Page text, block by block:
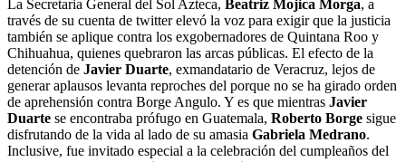
La Secretaria General del Sol Azteca, Beatriz Mojica Morga, a
través de su cuenta de twitter elevó la voz para exigir que la justicia
también se aplique contra los exgobernadores de Quintana Roo y
Chihuahua, quienes quebraron las arcas públicas. El efecto de la
detención de Javier Duarte, exmandatario de Veracruz, lejos de
generar aplausos levanta reproches del porque no se ha girado orden
de aprehensión contra Borge Angulo. Y es que mientras Javier
Duarte se encontraba prófugo en Guatemala, Roberto Borge sigue
disfrutando de la vida al lado de su amasia Gabriela Medrano.
Inclusive, fue invitado especial a la celebración del cumpleaños del